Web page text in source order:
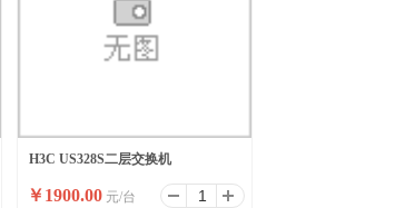
H3C US328S二层交换机
￥1900.00 元/台